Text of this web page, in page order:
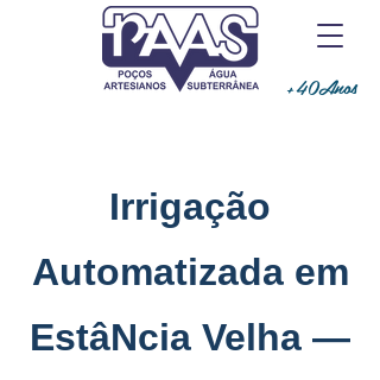
+40Anos
Irrigação
Automatizada em
EstâNcia Velha —